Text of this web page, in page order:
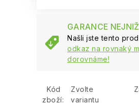
GARANCE
Našli jste tento
odkaz na rovnaký
dorovnáme!
Kód
zboží:
Zvolte
variantu